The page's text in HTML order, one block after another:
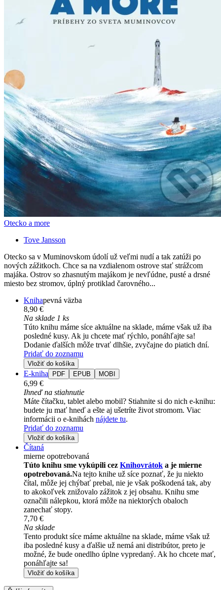
Otecko a more
Tove Jansson
Otecko sa v Muminovskom údolí už veľmi nudí a tak zatúži po
nových zážitkoch. Chce sa na vzdialenom ostrove stať strážcom
majáka. Ostrov so zhasnutým majákom je nevľúdne, pusté a drsné
miesto bez stromov, úplný protiklad čarovného...
Knihapevná väzba
8,90 €
Na sklade 1 ks
Túto knihu máme síce aktuálne na sklade, máme však už iba
posledné kusy. Ak ju chcete mať rýchlo, ponáhľajte sa!
Dodanie ďalších môže trvať dlhšie, zvyčajne do piatich dní.
Pridať do zoznamu
Vložiť do košíka
E-kniha PDF EPUB MOBI
6,99 €
Ihneď na stiahnutie
Máte čítačku, tablet alebo mobil? Stiahnite si do nich e-knihu:
budete ju mať hneď a ešte aj ušetríte život stromom. Viac
informácii o e-knihách nájdete tu.
Pridať do zoznamu
Vložiť do košíka
Čítaná
mierne opotrebovaná
Túto knihu sme vykúpili cez Knihovrátok a je mierne
opotrebovaná.Na tejto knihe už síce poznať, že ju niekto
čítal, môže jej chýbať prebal, nie je však poškodená tak, aby
to akokoľvek znižovalo zážitok z jej obsahu. Knihu sme
označili nálepkou, ktorá môže na niektorých obaloch
zanechať stopy.
7,70 €
Na sklade
Tento produkt síce máme aktuálne na sklade, máme však už
iba posledné kusy a ďalšie už nemá ani distribútor, preto je
možné, že bude onedlho úplne vypredaný. Ak ho chcete mať,
ponáhľajte sa!
Vložiť do košíka